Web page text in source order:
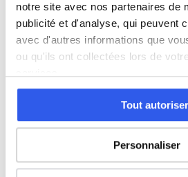
notre site avec nos partenaires de
publicité et d'analyse, qui peuvent
avec d'autres informations que
ou qu'ils ont collectées lors de
Tout autoriser
Personnaliser
⭐
137+ familles
Note moyenne de 4.8/5. Notre
Rejoindre ces
Autres villes dans le 57